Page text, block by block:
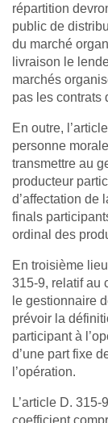
répartition
public de
du marché
livraison le
marchés
pas les contrats
En outre,
personne
transmettre au
producteur
d’affectation de
finals
ordinal des
En troisième
315-9, relatif au
le gestionnaire
prévoir la
participant à
d’une part fixe
l’opération.
L’article D.
coefficient